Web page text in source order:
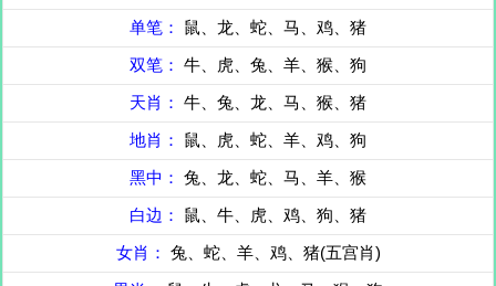
单笔： 鼠、龙、蛇、马、鸡、猪
双笔： 牛、虎、兔、羊、猴、狗
天肖： 牛、兔、龙、马、猴、猪
地肖： 鼠、虎、蛇、羊、鸡、狗
黑中： 兔、龙、蛇、马、羊、猴
白边： 鼠、牛、虎、鸡、狗、猪
女肖： 兔、蛇、羊、鸡、猪(五宫肖)